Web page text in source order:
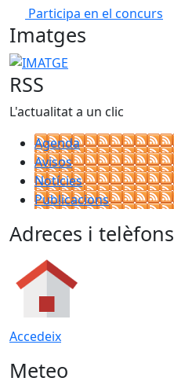
Participa en el concurs
Imatges
IMATGE
RSS
L'actualitat a un clic
Agenda
Avisos
Notícies
Publicacions
Adreces i telèfons
Accedeix
Meteo